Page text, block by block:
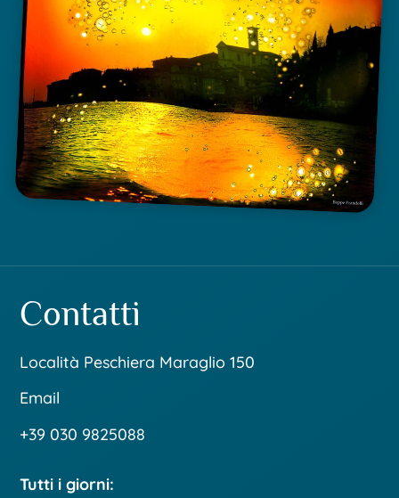
Contatti
Località Peschiera Maraglio 150
Email
+39 030 9825088
Tutti i giorni: